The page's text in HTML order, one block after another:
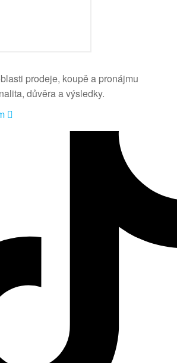
prodeje, koupě a pronájmu
důvěra a výsledky.